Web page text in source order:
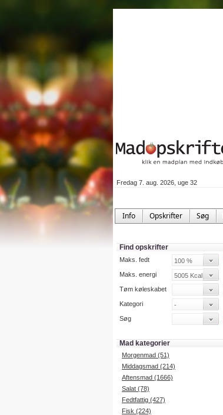
Fredag 7. aug. 2026, uge 32
Info Opskrifter Søg
Find opskrifter
Maks. fedt
Maks. energi
Tøm køleskabet
Kategori
Søg
Mad kategorier
Morgenmad (51)
Middagsmad (214)
Aftensmad (1666)
Salat (78)
Fedtfattig (427)
Fisk (224)